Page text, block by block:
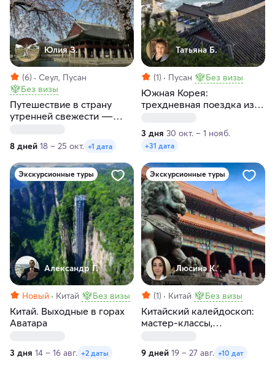
Юлия З.
(6)
Сеул, Пусан
Без визы
Путешествие в страну
утренней свежести ―
8 дней 18 – 25 окт. +1 дата
Татьяна Б.
(1) Пусан Без визы
Южная Корея:
трехдневная поездка из
3 дня 30 окт. – 1 нояб.
+31 дата
Экскурсионные туры
Александр Г.
Новый Китай Без визы
Китай. Выходные в горах
Аватара
3 дня 14 – 16 авг. +2 даты
Экскурсионные туры
Люсинэ К.
(1) Китай Без визы
Китайский калейдоскоп:
мастер-классы,
мегаполисы и внеземные
пейзажи
9 дней 19 – 27 авг. +10 дат